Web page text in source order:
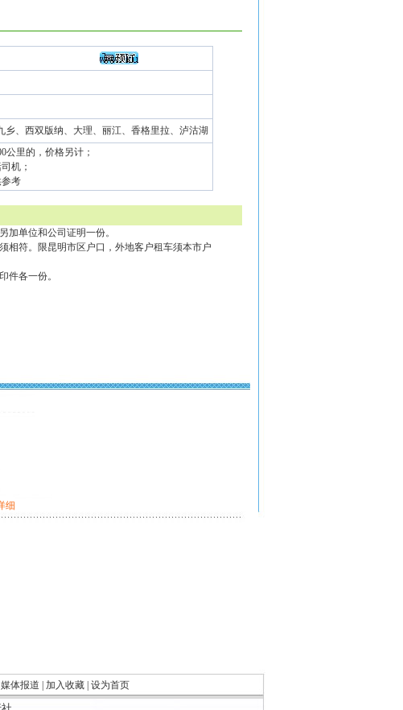
乡、西双版纳、大理、丽江、香格里拉、泸沽湖
公里的，价格另计；
机；
考
加单位和公司证明一份。
相符。限昆明市区户口，外地客户租车须本市户
件各一份。
细
媒体报道 加入收藏 设为首页